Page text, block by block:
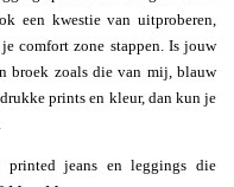
een kwestie van uitproberen,
comfort zone stappen. Is jouw
broek zoals die van mij, blauw
prints en kleur, dan kun je
printed jeans en leggings die